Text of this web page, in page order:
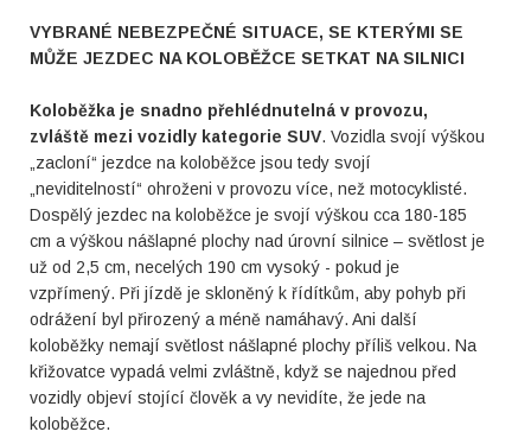
VYBRANÉ NEBEZPEČNÉ SITUACE, SE KTERÝMI SE
MŮŽE JEZDEC NA KOLOBĚŽCE SETKAT NA SILNICI
Koloběžka je snadno přehlédnutelná v provozu,
zvláště mezi vozidly kategorie SUV. Vozidla svojí výškou
„zacloní“ jezdce na koloběžce jsou tedy svojí
„neviditelností“ ohroženi v provozu více, než motocyklisté.
Dospělý jezdec na koloběžce je svojí výškou cca 180-185
cm a výškou nášlapné plochy nad úrovní silnice – světlost je
už od 2,5 cm, necelých 190 cm vysoký - pokud je
vzpřímený. Při jízdě je skloněný k řídítkům, aby pohyb při
odrážení byl přirozený a méně namáhavý. Ani další
koloběžky nemají světlost nášlapné plochy příliš velkou. Na
křižovatce vypadá velmi zvláštně, když se najednou před
vozidly objeví stojící člověk a vy nevidíte, že jede na
koloběžce.